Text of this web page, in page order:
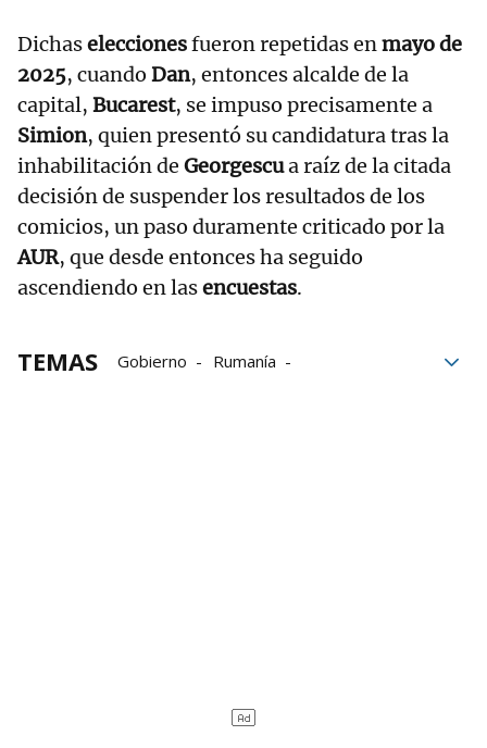
Dichaseleccionesfueron repetidas enmayo de
2025, cuando Dan, entonces alcalde de la
capital, Bucarest, se impuso precisamente a
Simion, quien presentó su candidatura tras la
inhabilitación de Georgescua raíz de la citada
decisión de suspender los resultados de los
comicios, un paso duramente criticado por la
AUR, que desde entonces ha seguido
ascendiendo en lasencuestas.
TEMAS Gobierno
Rumanía